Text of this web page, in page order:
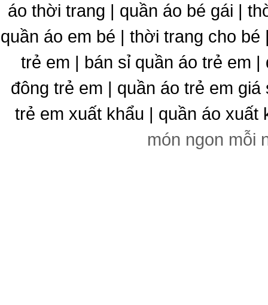
áo thời trang | quần áo bé gái |
quần áo em bé | thời trang cho
trẻ em | bán sỉ quần áo trẻ em
đông trẻ em | quần áo trẻ em
trẻ em xuất khẩu | quần áo xuất
món ngon mỗi